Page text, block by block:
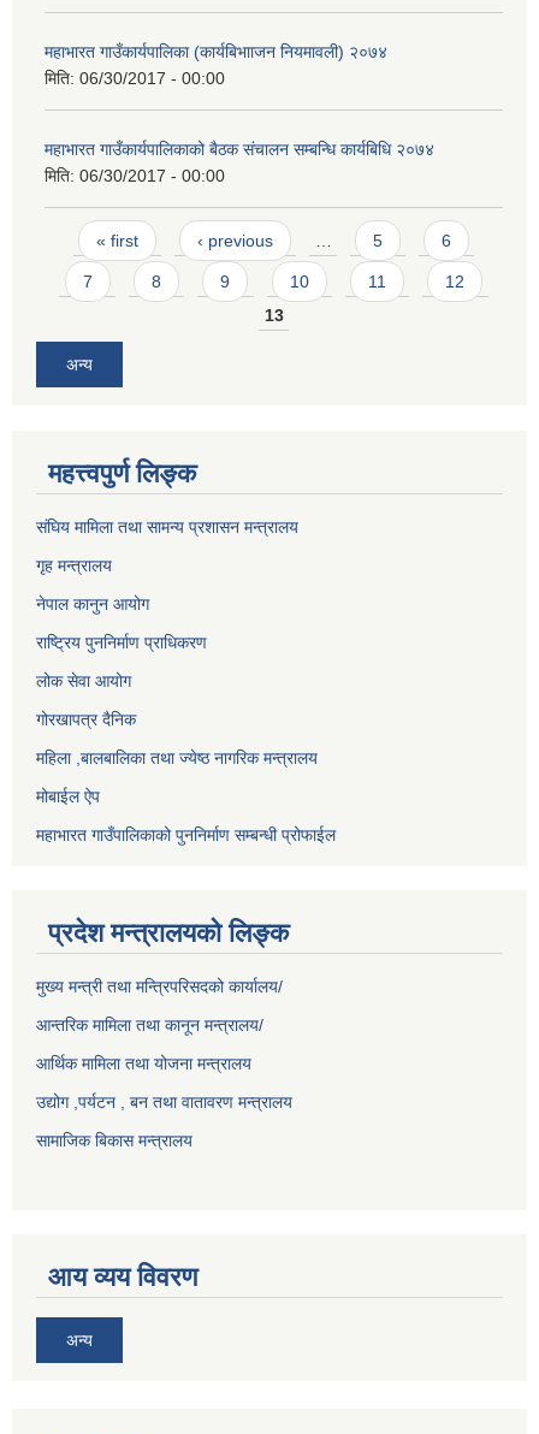
महाभारत गाउँकार्यपालिका (कार्यबिभााजन नियमावली) २०७४
मिति: 06/30/2017 - 00:00
महाभारत गाउँकार्यपालिकाको बैठक संचालन सम्बन्धि कार्यबिधि २०७४
मिति: 06/30/2017 - 00:00
Pages
« first ‹ previous 5 6
7 8 9 10 11
12
13
अन्य
महत्त्वपुर्ण लिङ्क
संघिय मामिला तथा सामन्य प्रशासन मन्त्रालय
गृह मन्त्रालय
नेपाल कानुन आयोग
राष्ट्रिय पुननिर्माण प्राधिकरण
लोक सेवा आयोग
गोरखापत्र दैनिक
महिला ,बालबालिका तथा ज्येष्ठ नागरिक मन्त्रालय
मोबाईल ऐप
महाभारत गाउँपालिकाको पुननिर्माण सम्बन्धी प्रोफाईल
प्रदेश मन्त्रालयको लिङ्क
मुख्य मन्त्री तथा मन्त्रिपरिसदको कार्यालय/
आन्तरिक मामिला तथा कानून मन्त्रालय/
आर्थिक मामिला तथा योजना मन्त्रालय
उद्योग ,पर्यटन , बन तथा वातावरण मन्त्रालय
सामाजिक बिकास मन्त्रालय
आय व्यय विवरण
अन्य